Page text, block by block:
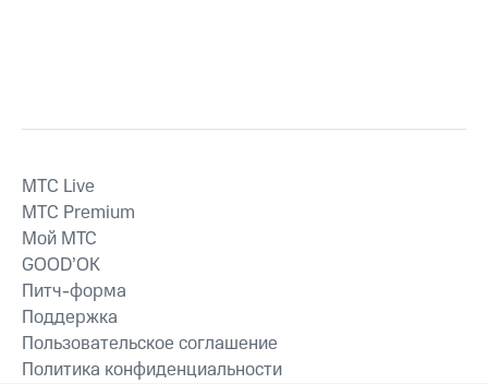
MTС Live
MTС Premium
Мой МТС
GOOD’OK
Питч-форма
Поддержка
Пользовательское соглашение
Политика конфиденциальности